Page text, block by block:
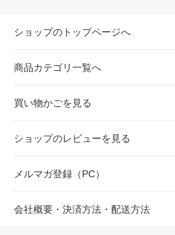
ショップのトップページへ
商品カテゴリ一覧へ
買い物かごを見る
ショップのレビューを見る
メルマガ登録（PC）
会社概要・決済方法・配送方法